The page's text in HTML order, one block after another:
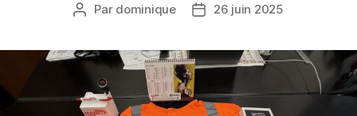
Par dominique 26 juin 2025